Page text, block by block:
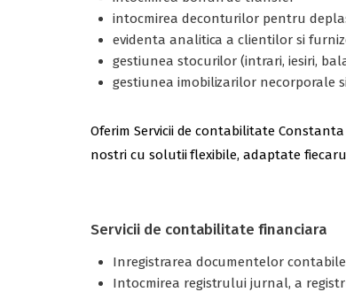
intocmirea deconturilor pentru
evidenta analitica a clientilor si
gestiunea stocurilor (intrari, iesiri,
gestiunea imobilizarilor necorporale
Oferim Servicii de contabilitate
nostri cu solutii flexibile, adaptate
Servicii de contabilitate financiara
Inregistrarea documentelor
Intocmirea registrului jurnal, a